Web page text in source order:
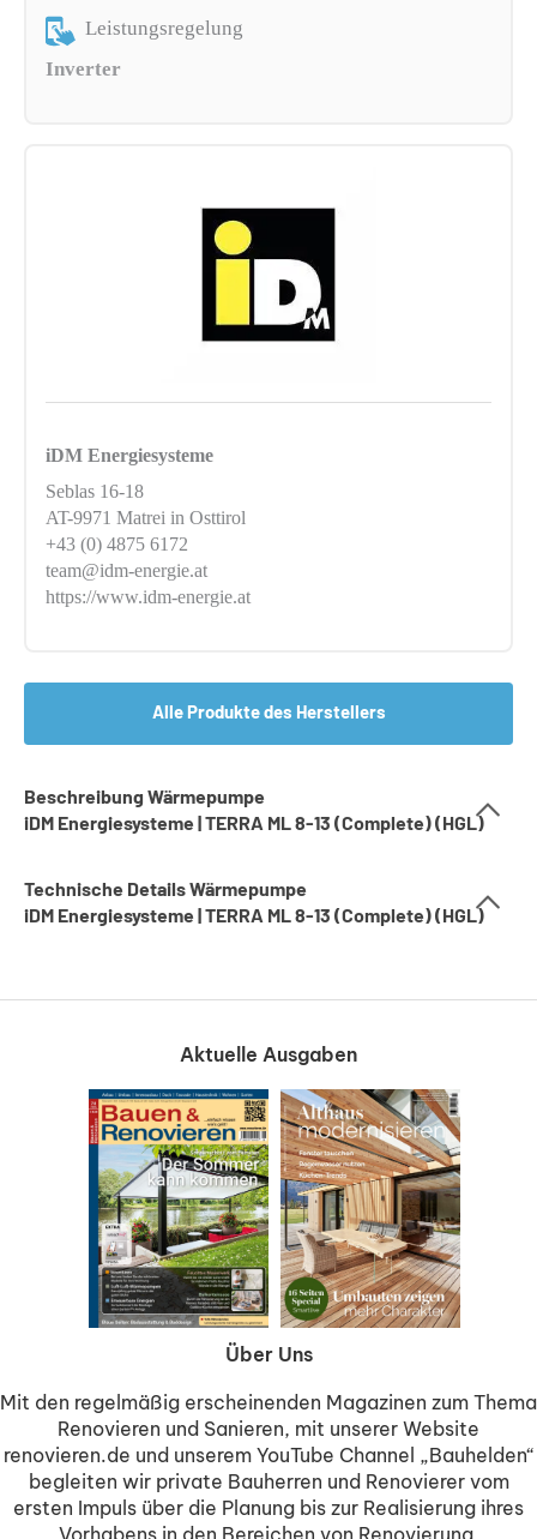
Leistungsregelung
Inverter
iDM Energiesysteme
Seblas 16-18
AT-9971 Matrei in Osttirol
+43 (0) 4875 6172
team@idm-energie.at
https://www.idm-energie.at
Alle Produkte des Herstellers
Beschreibung Wärmepumpe
iDM Energiesysteme | TERRA ML 8-13 (Complete) (HGL)
Technische Details Wärmepumpe
iDM Energiesysteme | TERRA ML 8-13 (Complete) (HGL)
Aktuelle Ausgaben
Über Uns
Mit den regelmäßig erscheinenden Magazinen zum Thema
Renovieren und Sanieren, mit unserer Website
renovieren.de und unserem YouTube Channel „Bauhelden“
begleiten wir private Bauherren und Renovierer vom
ersten Impuls über die Planung bis zur Realisierung ihres
Vorhabens in den Bereichen von Renovierung,